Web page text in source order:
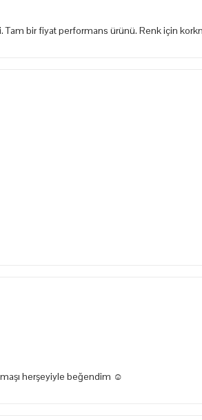
bir fiyat performans ürünü. Renk için
herşeyiyle beğendim ☺️